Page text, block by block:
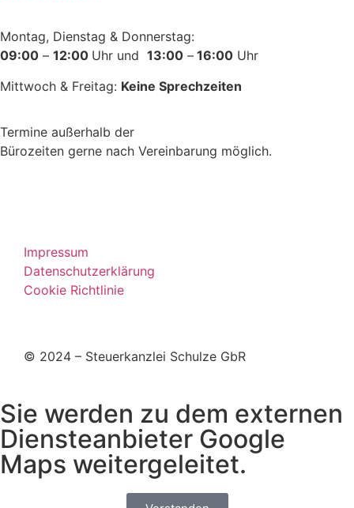
Montag, Dienstag & Donnerstag:
09:00 – 12:00 Uhr und 13:00 – 16:00 Uhr
Mittwoch & Freitag: Keine Sprechzeiten
Termine außerhalb der
Bürozeiten gerne nach Vereinbarung möglich.
© 2024 – Steuerkanzlei Schulze GbR
Impressum
Datenschutzerklärung
Cookie Richtlinie
Sie werden zu dem externen
Diensteanbieter Google
Maps weitergeleitet.